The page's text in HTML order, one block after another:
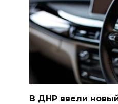
В ДНР ввели